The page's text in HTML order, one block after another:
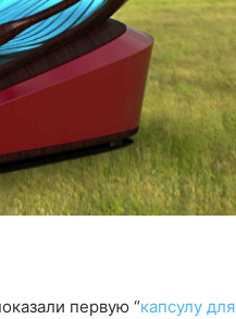
первую “капсулу для